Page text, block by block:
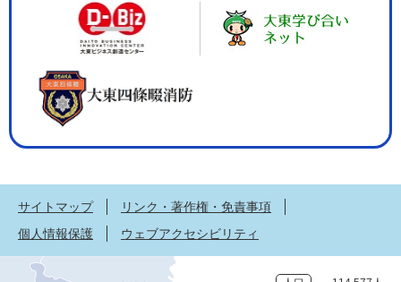
サイトマップ
リンク・著作権・免責事項
個人情報保護
ウェブアクセシビリティ